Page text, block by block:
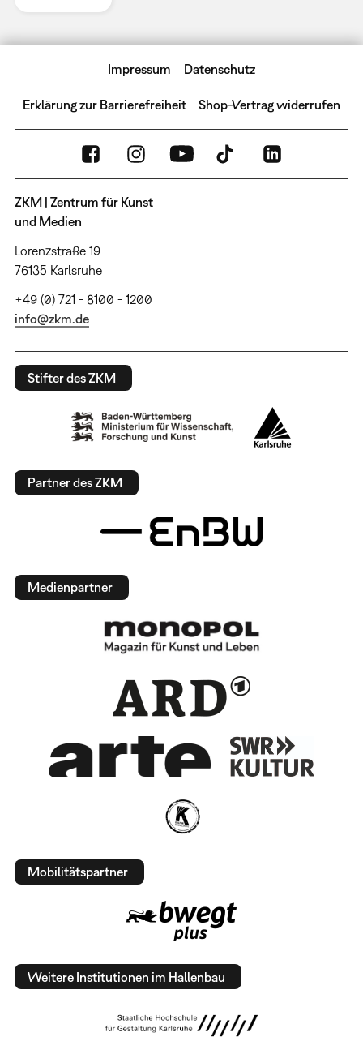
Impressum Datenschutz
Erklärung zur Barrierefreiheit Shop-Vertrag widerrufen
ZKM | Zentrum für Kunst
und Medien
Lorenzstraße 19
76135 Karlsruhe
+49 (0) 721 - 8100 - 1200
info@zkm.de
Stifter des ZKM
Partner des ZKM
Medienpartner
Mobilitätspartner
Weitere Institutionen im Hallenbau